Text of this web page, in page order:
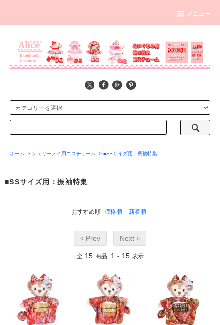
メニュー
ホーム > シェリーメイ用コスチューム > ■SSサイズ用：振袖特集
■SSサイズ用：振袖特集
おすすめ順 価格順 新着順
< Prev Next >
全 15 商品 1 - 15 表示